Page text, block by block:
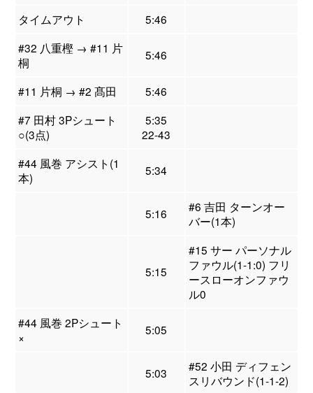
タイムアウト
5:46
#32 八重樫 → #11 片
桐
5:46
#11 片桐 → #2 髙田
5:46
#7 田村 3Pシュート
○(3点)
5:35
22-43
#44 風巻 アシスト(1
本)
5:34
5:16
#6 吉田 ターンオー
バー(1本)
5:15
#15 サー パーソナル
ファウル(1-1:0) フリ
ースローオンファウ
ル0
#44 風巻 2Pシュート
×
5:05
5:03
#52 小田 ディフェン
スリバウンド(1-1-2)